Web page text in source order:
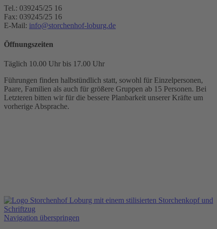
Tel.: 039245/25 16
Fax: 039245/25 16
E-Mail: info@storchenhof-loburg.de
Öffnungszeiten
Täglich 10.00 Uhr bis 17.00 Uhr
Führungen finden halbstündlich statt, sowohl für Einzelpersonen,
Paare, Familien als auch für größere Gruppen ab 15 Personen. Bei
Letzteren bitten wir für die bessere Planbarkeit unserer Kräfte um
vorherige Absprache.
Navigation überspringen